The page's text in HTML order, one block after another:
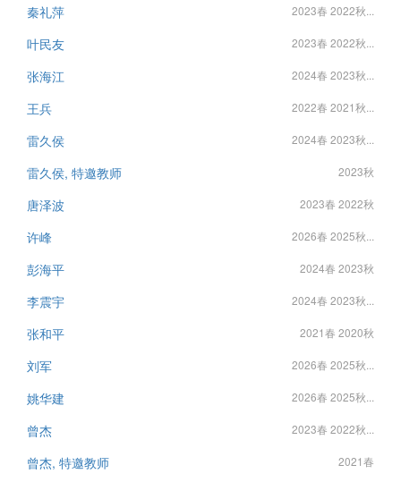
秦礼萍 2023春 2022秋...
叶民友 2023春 2022秋...
张海江 2024春 2023秋...
王兵 2022春 2021秋...
雷久侯 2024春 2023秋...
雷久侯, 特邀教师 2023秋
唐泽波 2023春 2022秋
许峰 2026春 2025秋...
彭海平 2024春 2023秋
李震宇 2024春 2023秋...
张和平 2021春 2020秋
刘军 2026春 2025秋...
姚华建 2026春 2025秋...
曾杰 2023春 2022秋...
曾杰, 特邀教师 2021春